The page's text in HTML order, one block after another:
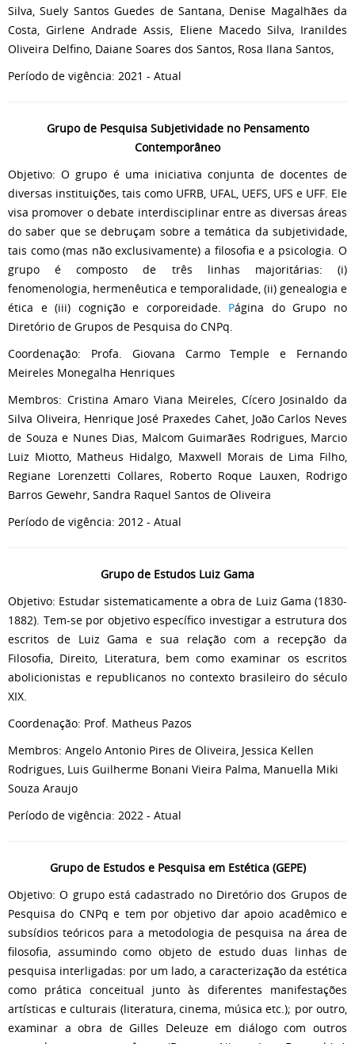
Silva, Suely Santos Guedes de Santana, Denise Magalhães da
Costa, Girlene Andrade Assis, Eliene Macedo Silva, Iranildes
Oliveira Delfino, Daiane Soares dos Santos, Rosa Ilana Santos,
Período de vigência: 2021 - Atual
Grupo de Pesquisa Subjetividade no Pensamento
Contemporâneo
Objetivo: O grupo é uma iniciativa conjunta de docentes de
diversas instituições, tais como UFRB, UFAL, UEFS, UFS e UFF. Ele
visa promover o debate interdisciplinar entre as diversas áreas
do saber que se debruçam sobre a temática da subjetividade,
tais como (mas não exclusivamente) a filosofia e a psicologia. O
grupo é composto de três linhas majoritárias: (i)
fenomenologia, hermenêutica e temporalidade, (ii) genealogia e
ética e (iii) cognição e corporeidade. Página do Grupo no
Diretório de Grupos de Pesquisa do CNPq.
Coordenação: Profa. Giovana Carmo Temple e Fernando
Meireles Monegalha Henriques
Membros: Cristina Amaro Viana Meireles, Cícero Josinaldo da
Silva Oliveira, Henrique José Praxedes Cahet, João Carlos Neves
de Souza e Nunes Dias, Malcom Guimarães Rodrigues, Marcio
Luiz Miotto, Matheus Hidalgo, Maxwell Morais de Lima Filho,
Regiane Lorenzetti Collares, Roberto Roque Lauxen, Rodrigo
Barros Gewehr, Sandra Raquel Santos de Oliveira
Período de vigência: 2012 - Atual
Grupo de Estudos Luiz Gama
Objetivo: Estudar sistematicamente a obra de Luiz Gama (1830-
1882). Tem-se por objetivo específico investigar a estrutura dos
escritos de Luiz Gama e sua relação com a recepção da
Filosofia, Direito, Literatura, bem como examinar os escritos
abolicionistas e republicanos no contexto brasileiro do século
XIX.
Coordenação: Prof. Matheus Pazos
Membros: Angelo Antonio Pires de Oliveira, Jessica Kellen
Rodrigues, Luis Guilherme Bonani Vieira Palma, Manuella Miki
Souza Araujo
Período de vigência: 2022 - Atual
Grupo de Estudos e Pesquisa em Estética (GEPE)
Objetivo: O grupo está cadastrado no Diretório dos Grupos de
Pesquisa do CNPq e tem por objetivo dar apoio acadêmico e
subsídios teóricos para a metodologia de pesquisa na área de
filosofia, assumindo como objeto de estudo duas linhas de
pesquisa interligadas: por um lado, a caracterização da estética
como prática conceitual junto às diferentes manifestações
artísticas e culturais (literatura, cinema, música etc.); por outro,
examinar a obra de Gilles Deleuze em diálogo com outros